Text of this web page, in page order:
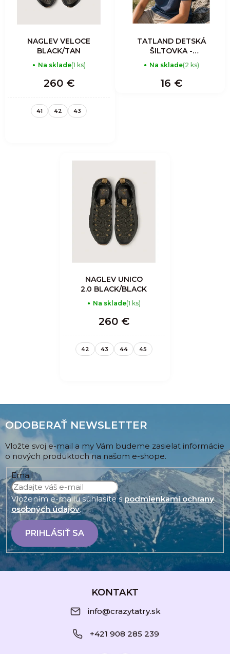
NAGLEV VELOCE
BLACK/TAN
Na sklade(1 ks)
260 €
41 42 43
TATLAND DETSKÁ
ŠILTOVKA -
mountain bear
Na sklade(2 ks)
16 €
NAGLEV UNICO
2.0 BLACK/BLACK
Na sklade(1 ks)
260 €
42 43 44 45
ODOBERAŤ NEWSLETTER
Vložte svoj e-mail a my Vám budeme zasielať informácie
o nových produktoch na našom e-shope.
Email
Vložením e-mailu súhlasíte spodmienkami ochrany
osobných údajov.
PRIHLÁSIŤ SA
KONTAKT
info@crazytatry.sk
+421 908 285 239